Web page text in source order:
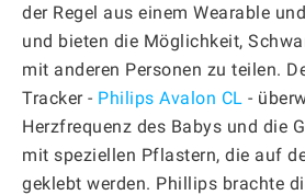
der Regel aus einem Wearable
und bieten die Möglichkeit,
mit anderen Personen zu teilen.
Tracker - Philips Avalon CL -
Herzfrequenz des Babys und die
mit speziellen Pflastern, die auf
geklebt werden. Phillips brachte